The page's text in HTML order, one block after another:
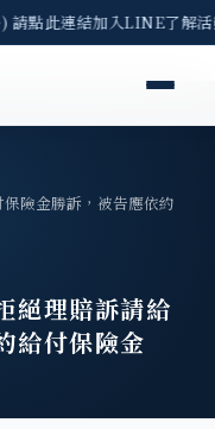
此連結加入LINE了解
險金勝訴，被告應依約
絕理賠訴請給
給付保險金